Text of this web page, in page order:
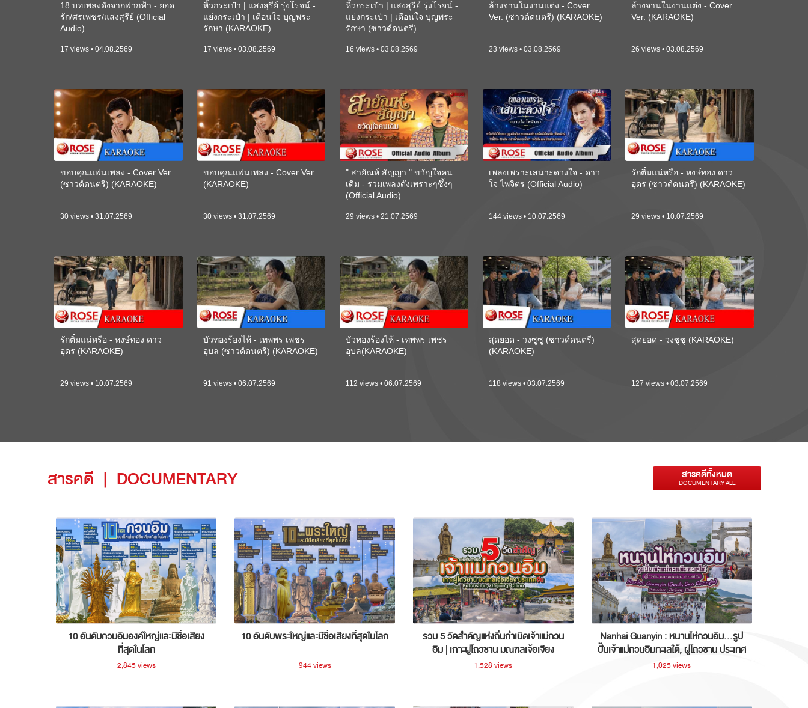
18 บทเพลงดังจากฟากฟ้า - ยอด
รัก/ศรเพชร/แสงสุรีย์ (Official
Audio)
17 views • 04.08.2569
หิ้วกระเป๋า | แสงสุรีย์ รุ่งโรจน์ -
แย่งกระเป๋า | เตือนใจ บุญพระ
รักษา (KARAOKE)
17 views • 03.08.2569
หิ้วกระเป๋า | แสงสุรีย์ รุ่งโรจน์ -
แย่งกระเป๋า | เตือนใจ บุญพระ
รักษา (ซาวด์ดนตรี)
16 views • 03.08.2569
ล้างจานในงานแต่ง - Cover
Ver. (ซาวด์ดนตรี) (KARAOKE)
23 views • 03.08.2569
ล้างจานในงานแต่ง - Cover
Ver. (KARAOKE)
26 views • 03.08.2569
ขอบคุณแฟนเพลง - Cover Ver.
(ซาวด์ดนตรี) (KARAOKE)
30 views • 31.07.2569
ขอบคุณแฟนเพลง - Cover Ver.
(KARAOKE)
30 views • 31.07.2569
" สายัณห์ สัญญา " ขวัญใจคน
เดิม - รวมเพลงดังเพราะๆซึ้งๆ
(Official Audio)
29 views • 21.07.2569
เพลงเพราะเสนาะดวงใจ - ดาว
ใจ ไพจิตร (Official Audio)
144 views • 10.07.2569
รักติ๋มแน่หรือ - หงษ์ทอง ดาว
อุดร (ซาวด์ดนตรี) (KARAOKE)
29 views • 10.07.2569
รักติ๋มแน่หรือ - หงษ์ทอง ดาว
อุดร (KARAOKE)
29 views • 10.07.2569
บัวทองร้องไห้ - เทพพร เพชร
อุบล (ซาวด์ดนตรี) (KARAOKE)
91 views • 06.07.2569
บัวทองร้องไห้ - เทพพร เพชร
อุบล(KARAOKE)
112 views • 06.07.2569
สุดยอด - วงซูซู (ซาวด์ดนตรี)
(KARAOKE)
118 views • 03.07.2569
สุดยอด - วงซูซู (KARAOKE)
127 views • 03.07.2569
สารคดี | DOCUMENTARY สารคดีทั้งหมด
DOCUMENTARY ALL
10 อันดับกวนอิมองค์ใหญ่และมีชื่อเสียง
ที่สุดในโลก
2,845 views
10 อันดับพระใหญ่และมีชื่อเสียงที่สุดในโลก
944 views
รวม 5 วัดสำคัญแห่งถิ่นกำเนิดเจ้าแม่กวน
อิม | เกาะผู่โถวซาน มณฑลเจ้อเจียง
ประเทศจีน
1,528 views
Nanhai Guanyin : หนานไห่กวนอิม...รูป
ปั้นเจ้าแม่กวนอิมทะเลใต้, ผู่โถวซาน ประเทศ
จีน
1,025 views